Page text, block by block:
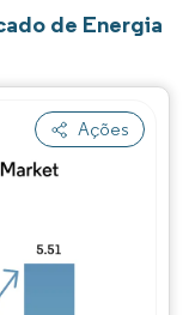
de Energia
Ações